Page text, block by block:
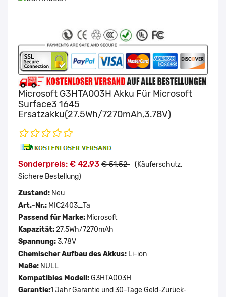
Microsoft G3HTA003H Akku Für Microsoft
Surface3 1645
Ersatzakku(27.5Wh/7270mAh,3.78V)
Sonderpreis: € 42.93 € 51.52 (Käuferschutz,
Sichere Bestellung)
Zustand: Neu
Art.-Nr.: MIC2403_Ta
Passend für Marke: Microsoft
Kapazität:27.5Wh/7270mAh
Spannung:3.78V
Chemischer Aufbau des Akkus: Li-ion
Maße: NULL
Kompatibles Modell:G3HTA003H
Garantie:1 Jahr Garantie und 30-Tage Geld-Zurück-